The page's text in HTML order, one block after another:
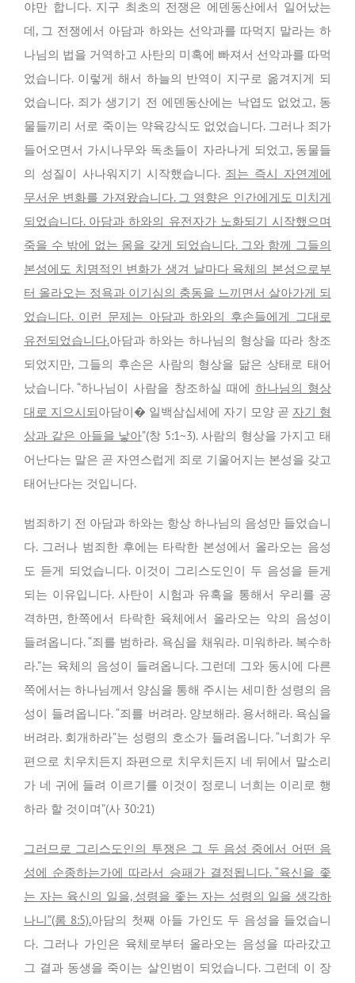
야만 합니다. 지구 최초의 전쟁은 에덴동산에서 일어났는
데, 그 전쟁에서 아담과 하와는 선악과를 따먹지 말라는 하
나님의 법을 거역하고 사탄의 미혹에 빠져서 선악과를 따먹
었습니다. 이렇게 해서 하늘의 반역이 지구로 옮겨지게 되
었습니다. 죄가 생기기 전 에덴동산에는 낙엽도 없었고, 동
물들끼리 서로 죽이는 약육강식도 없었습니다. 그러나 죄가
들어오면서 가시나무와 독초들이 자라나게 되었고, 동물들
의 성질이 사나워지기 시작했습니다. 죄는 즉시 자연계에
무서운 변화를 가져왔습니다. 그 영향은 인간에게도 미치게
되었습니다. 아담과 하와의 유전자가 노화되기 시작했으며
죽을 수 밖에 없는 몸을 갖게 되었습니다. 그와 함께 그들의
본성에도 치명적인 변화가 생겨 날마다 육체의 본성으로부
터 올라오는 정욕과 이기심의 충동을 느끼면서 살아가게 되
었습니다. 이런 문제는 아담과 하와의 후손들에게 그대로
유전되었습니다.아담과 하와는 하나님의 형상을 따라 창조
되었지만, 그들의 후손은 사람의 형상을 닮은 상태로 태어
났습니다. “하나님이 사람을 창조하실 때에 하나님의 형상
대로 지으시되아담이� 일백삼십세에 자기 모양 곧 자기 형
상과 같은 아들을 낳아”(창 5:1~3). 사람의 형상을 가지고 태
어난다는 말은 곧 자연스럽게 죄로 기울어지는 본성을 갖고
태어난다는 것입니다.
범죄하기 전 아담과 하와는 항상 하나님의 음성만 들었습니
다. 그러나 범죄한 후에는 타락한 본성에서 올라오는 음성
도 듣게 되었습니다. 이것이 그리스도인이 두 음성을 듣게
되는 이유입니다. 사탄이 시험과 유혹을 통해서 우리를 공
격하면, 한쪽에서 타락한 육체에서 올라오는 악의 음성이
들려옵니다. “죄를 범하라. 욕심을 채워라. 미워하라. 복수하
라.”는 육체의 음성이 들려옵니다. 그런데 그와 동시에 다른
쪽에서는 하나님께서 양심을 통해 주시는 세미한 성령의 음
성이 들려옵니다. “죄를 버려라. 양보해라. 용서해라. 욕심을
버려라. 회개하라”는 성령의 호소가 들려옵니다. “너희가 우
편으로 치우치든지 좌편으로 치우치든지 네 뒤에서 말소리
가 네 귀에 들려 이르기를 이것이 정로니 너희는 이리로 행
하라 할 것이며”(사 30:21)
그러므로 그리스도인의 투쟁은 그 두 음성 중에서 어떤 음
성에 순종하는가에 따라서 승패가 결정됩니다. “육신을 좇
는 자는 육신의 일을, 성령을 좇는 자는 성령의 일을 생각하
나니”(롬 8:5).아담의 첫째 아들 가인도 두 음성을 들었습니
다. 그러나 가인은 육체로부터 올라오는 음성을 따라갔고
그 결과 동생을 죽이는 살인범이 되었습니다. 그런데 이 장